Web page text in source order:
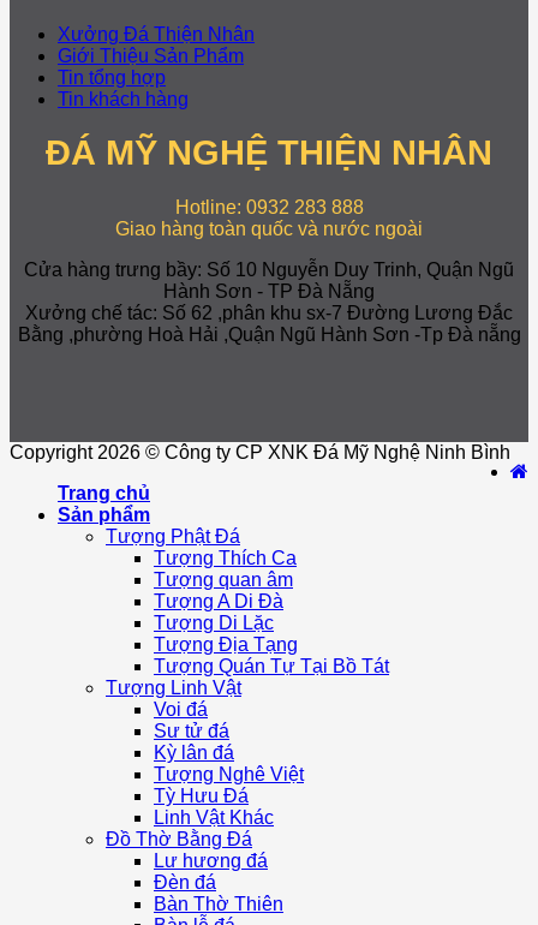
Xưởng Đá Thiện Nhân
Giới Thiệu Sản Phẩm
Tin tổng hợp
Tin khách hàng
ĐÁ MỸ NGHỆ THIỆN NHÂN
Hotline: 0932 283 888
Giao hàng toàn quốc và nước ngoài
Cửa hàng trưng bầy: Số 10 Nguyễn Duy Trinh, Quận Ngũ
Hành Sơn - TP Đà Nẵng
Xưởng chế tác: Số 62 ,phân khu sx-7 Đường Lương Đắc
Bằng ,phường Hoà Hải ,Quận Ngũ Hành Sơn -Tp Đà nẵng
Copyright 2026 © Công ty CP XNK Đá Mỹ Nghệ Ninh Bình
Trang chủ
Sản phẩm
Tượng Phật Đá
Tượng Thích Ca
Tượng quan âm
Tượng A Di Đà
Tượng Di Lặc
Tượng Địa Tạng
Tượng Quán Tự Tại Bồ Tát
Tượng Linh Vật
Voi đá
Sư tử đá
Kỳ lân đá
Tượng Nghê Việt
Tỳ Hưu Đá
Linh Vật Khác
Đồ Thờ Bằng Đá
Lư hương đá
Đèn đá
Bàn Thờ Thiên